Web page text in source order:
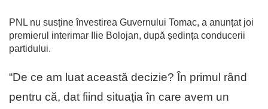
PNL nu susține învestirea Guvernului Tomac, a anunțat joi
premierul interimar Ilie Bolojan, după ședința conducerii
partidului.
“De ce am luat această decizie? În primul rând
pentru că, dat fiind situația în care avem un